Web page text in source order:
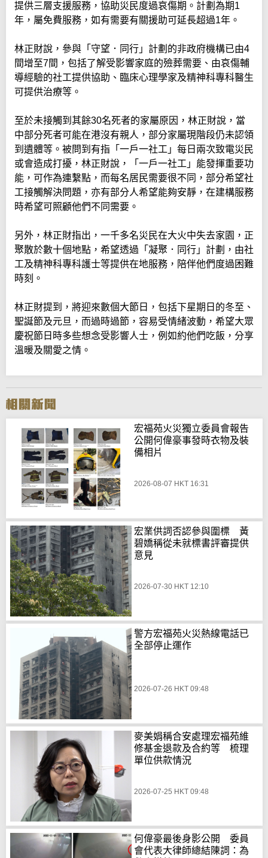
提供三層支援服務，協助災民度過哀傷期。計劃為期1
年，屬免費服務，如有需要有關援助可延長超過1年。
林正財說，參與「守望．同行」計劃的非政府機構已由4
間增至7間，包括了解受影響家庭的殮葬需要、由哀傷輔
導經驗的社工提供協助、臨床心理學家及精神科專科醫生
可提供治療等。
至於未接觸到其餘30名死者的家屬原因，林正財說，當
中部分死者可能在港沒有親人，部分家屬現階段仍未認領
到遺體等。被問到有指「一戶一社工」每日兩次致電災民
或會造成打擾，林正財說，「一戶一社工」能發揮重要功
能，可作為連繫點，而每名居民需要很不同，部分希望社
工接觸解決問題，亦有部分人希望能夠安靜，在建構服務
時希望可照顧他們不同需要。
另外，林正財指出，一千多名災民在大火中失去家園，正
聚散於數十個地點，希望透過「凝聚．同行」計劃，由社
工及精神科專科護士等提供在地服務，陪伴他們度過困難
時刻。
林正財提到，將迎來數個大節日，包括下星期日的冬至、
聖誕節及元旦，而過時過節，容易受情緒波動，希望大眾
慶祝節日時多些想念受影響人士，例如約他們吃飯，分享
溫暖及關愛之情。
宏福苑火災獨立委員會報告
公開何偉豪事發時衣物及裝
備相片
2026-08-07 HKT 16:31
宏業供詞否認參與圍標 黃
碧嬌稱從未就標書評審提供
意見
2026-07-30 HKT 12:10
警方宏福苑火災熱線電話已
全部停止運作
2026-07-26 HKT 09:48
麥美娟稱合安處理宏福苑維
修基金退款及合約等 梳理
單位供款情況
2026-07-25 HKT 09:48
何偉豪最後身影公開 委員
會代表大律師總結陳詞：為